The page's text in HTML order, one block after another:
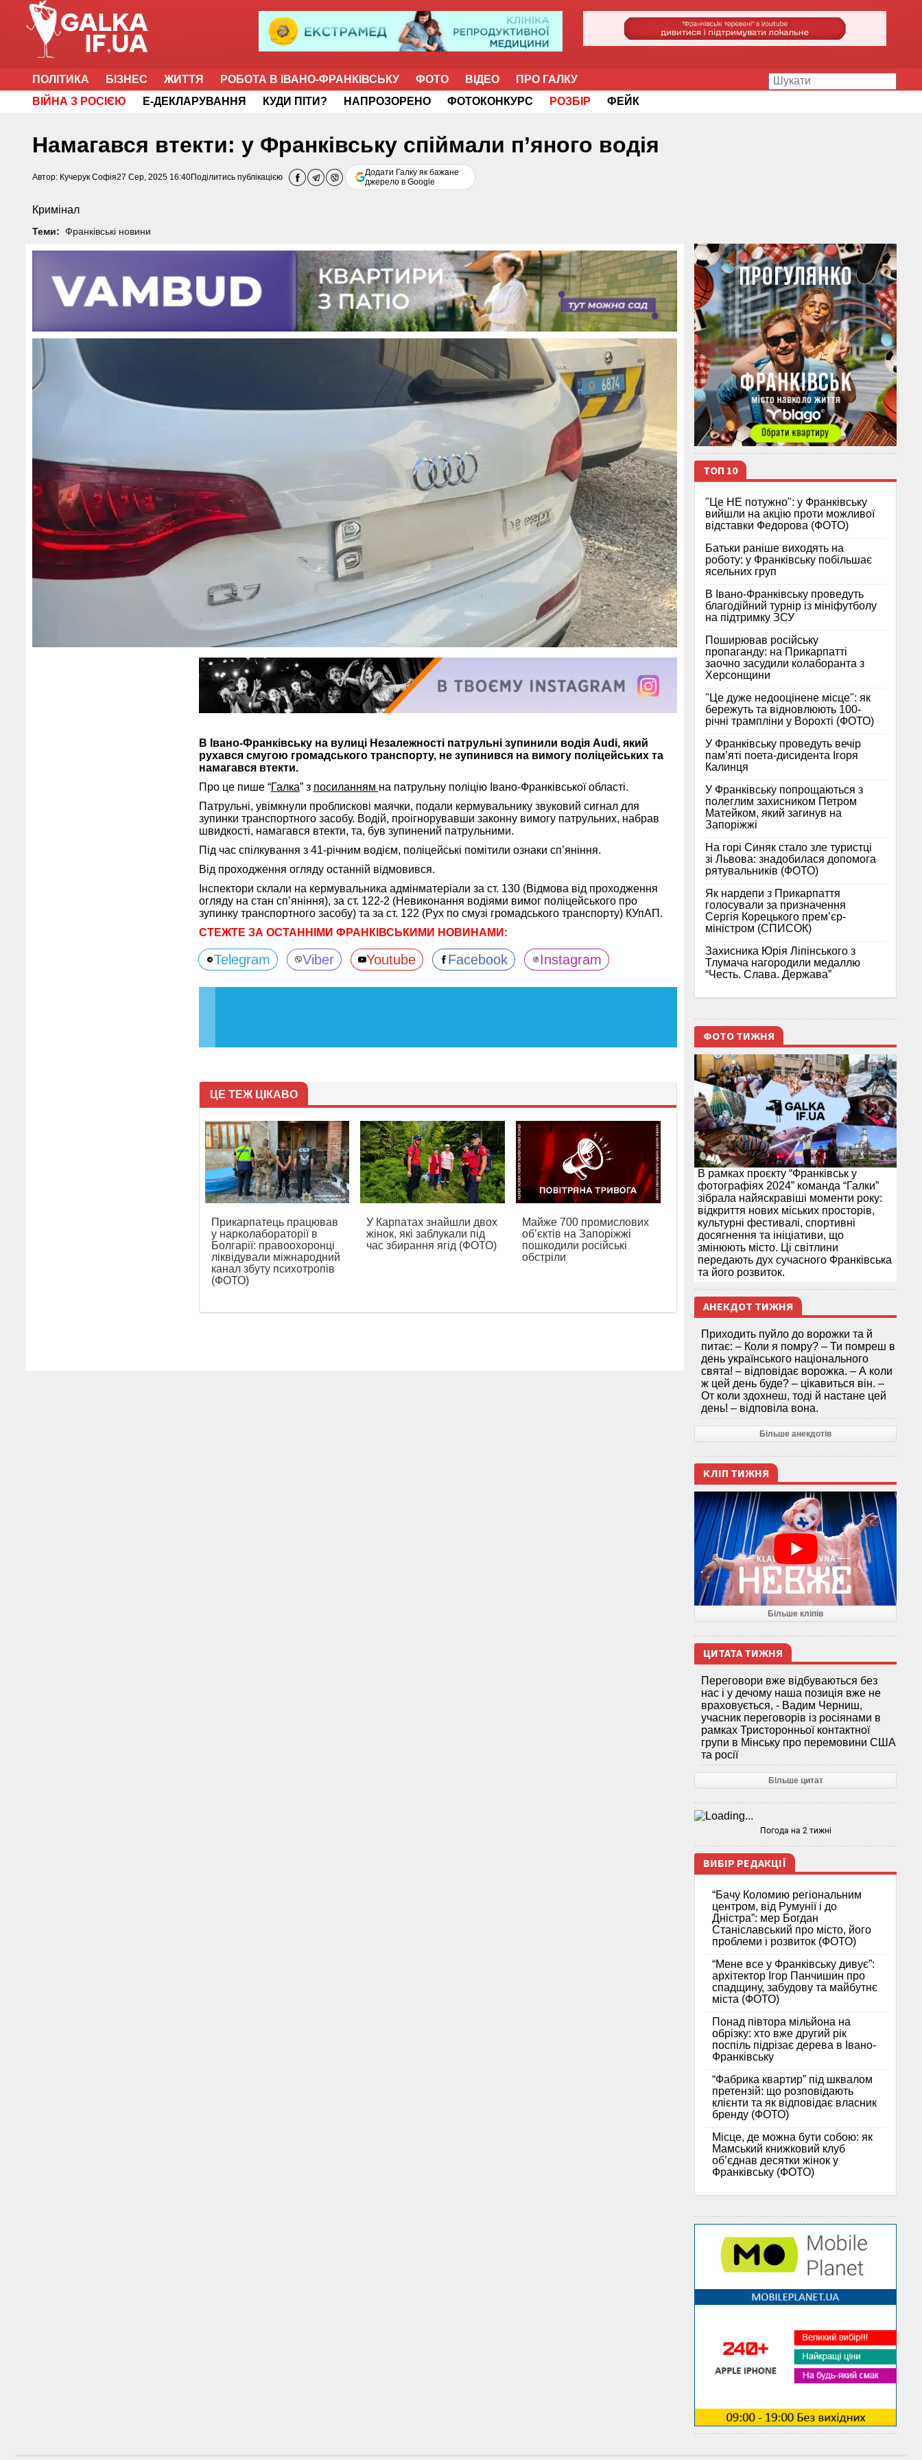
ПОЛІТИКА БІЗНЕС ЖИТТЯ РОБОТА В ІВАНО-ФРАНКІВСЬКУ ФОТО ВІДЕО
ПРО ГАЛКУ
ВІЙНА З РОСІЄЮ
Е-ДЕКЛАРУВАННЯ КУДИ ПІТИ? НАПРОЗОРЕНО ФОТОКОНКУРС РОЗБІР ФЕЙК
Намагався втекти: у Франківську спіймали п’яного водія
Автор: Кучерук Софія27 Сер, 2025 16:40Поділитись публікацією
Додати Галку як бажане
джерело в Google
Кримінал
Теми: Франківські новини
В Івано-Франківську на вулиці Незалежності патрульні зупинили водія Audi, який
рухався смугою громадського транспорту, не зупинився на вимогу поліцейських та
намагався втекти.
Про це пише “Галка” з посиланням на патрульну поліцію Івано-Франківської області.
Патрульні, увімкнули проблискові маячки, подали кермувальнику звуковий сигнал для
зупинки транспортного засобу. Водій, проігнорувавши законну вимогу патрульних, набрав
швидкості, намагався втекти, та, був зупинений патрульними.
Під час спілкування з 41-річним водієм, поліцейські помітили ознаки сп’яніння.
Від проходження огляду останній відмовився.
Інспектори склали на кермувальника адмінматеріали за ст. 130 (Відмова від проходження
огляду на стан спʼяніння), за ст. 122-2 (Невиконання водіями вимог поліцейського про
зупинку транспортного засобу) та за ст. 122 (Рух по смузі громадського транспорту) КУпАП.
СТЕЖТЕ ЗА ОСТАННІМИ ФРАНКІВСЬКИМИ НОВИНАМИ:
Telegram Viber Youtube Facebook Instagram
ЦЕ ТЕЖ ЦІКАВО
Прикарпатець працював
у нарколабораторії в
Болгарії: правоохоронці
ліквідували міжнародний
канал збуту психотропів
(ФОТО)
У Карпатах знайшли двох
жінок, які заблукали під
час збирання ягід (ФОТО)
Майже 700 промислових
об’єктів на Запоріжжі
пошкодили російські
обстріли
ТОП 10
"Це НЕ потужно": у Франківську
вийшли на акцію проти можливої
відставки Федорова (ФОТО)
Батьки раніше виходять на
роботу: у Франківську побільшає
ясельних груп
В Івано-Франківську проведуть
благодійний турнір із мініфутболу
на підтримку ЗСУ
Поширював російську
пропаганду: на Прикарпатті
заочно засудили колаборанта з
Херсонщини
"Це дуже недооцінене місце": як
бережуть та відновлюють 100-
річні трампліни у Ворохті (ФОТО)
У Франківську проведуть вечір
пам’яті поета-дисидента Ігоря
Калинця
У Франківську попрощаються з
полеглим захисником Петром
Матейком, який загинув на
Запоріжжі
На горі Синяк стало зле туристці
зі Львова: знадобилася допомога
рятувальників (ФОТО)
Як нардепи з Прикарпаття
голосували за призначення
Сергія Корецького прем’єр-
міністром (СПИСОК)
Захисника Юрія Ліпінського з
Тлумача нагородили медаллю
“Честь. Слава. Держава”
ФОТО ТИЖНЯ
В рамках проєкту “Франківськ у
фотографіях 2024” команда “Галки”
зібрала найяскравіші моменти року:
відкриття нових міських просторів,
культурні фестивалі, спортивні
досягнення та ініціативи, що
змінюють місто. Ці світлини
передають дух сучасного Франківська
та його розвиток.
АНЕКДОТ ТИЖНЯ
Приходить пуйло до ворожки та й
питає: – Коли я помру? – Ти помреш в
день українського національного
свята! – відповідає ворожка. – А коли
ж цей день буде? – цікавиться він. –
От коли здохнеш, тоді й настане цей
день! – відповіла вона.
Більше анекдотів
КЛІП ТИЖНЯ
Більше кліпів
ЦИТАТА ТИЖНЯ
Переговори вже відбуваються без
нас і у дечому наша позиція вже не
враховується, - Вадим Черниш,
учасник переговорів із росіянами в
рамках Тристоронньої контактної
групи в Мінську про перемовини США
та росії
Більше цитат
Погода на 2 тижні
ВИБІР РЕДАКЦІЇ
“Бачу Коломию регіональним
центром, від Румунії і до
Дністра”: мер Богдан
Станіславський про місто, його
проблеми і розвиток (ФОТО)
“Мене все у Франківську дивує”:
архітектор Ігор Панчишин про
спадщину, забудову та майбутнє
міста (ФОТО)
Понад півтора мільйона на
обрізку: хто вже другий рік
поспіль підрізає дерева в Івано-
Франківську
“Фабрика квартир” під шквалом
претензій: що розповідають
клієнти та як відповідає власник
бренду (ФОТО)
Місце, де можна бути собою: як
Мамський книжковий клуб
об’єднав десятки жінок у
Франківську (ФОТО)